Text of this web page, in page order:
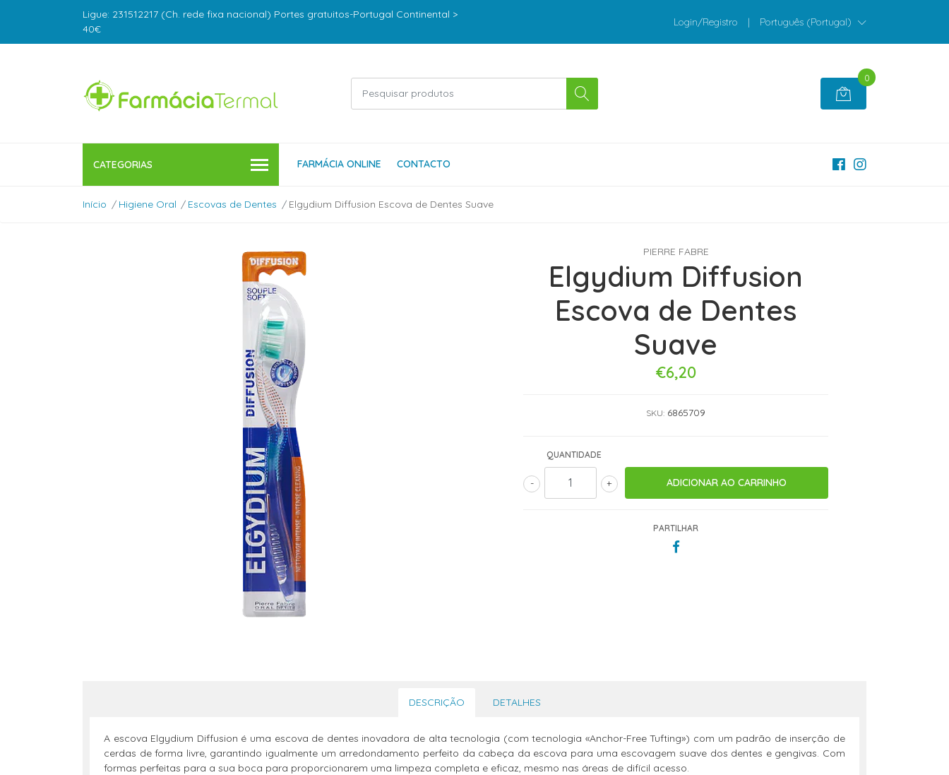
Ligue: 231512217 (Ch. rede fixa nacional) Portes gratuitos-Portugal Continental >
40€
Login/Registro | Português (Portugal)
0
CATEGORIAS FARMÁCIA ONLINE CONTACTO
Início Higiene Oral Escovas de Dentes Elgydium Diffusion Escova de Dentes Suave
PIERRE FABRE
Elgydium Diffusion
Escova de Dentes
Suave
€6,20
SKU: 6865709
QUANTIDADE
+
-
PARTILHAR
DESCRIÇÃO DETALHES
A escova Elgydium Diffusion é uma escova de dentes inovadora de alta tecnologia (com tecnologia «Anchor-Free Tufting») com um padrão de inserção de
cerdas de forma livre, garantindo igualmente um arredondamento perfeito da cabeça da escova para uma escovagem suave dos dentes e gengivas. Com
formas perfeitas para a sua boca para proporcionarem uma limpeza completa e eficaz, mesmo nas áreas de difícil acesso.